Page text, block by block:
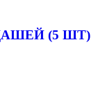
(5 ШТ)